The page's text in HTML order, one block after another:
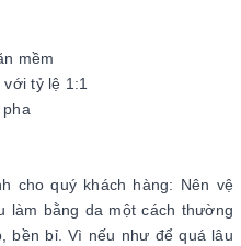
mềm
tỷ lệ 1:1
cho quý khách hàng: Nên vệ
làm bằng da một cách thường
bền bỉ. Vì nếu như để quá lâu